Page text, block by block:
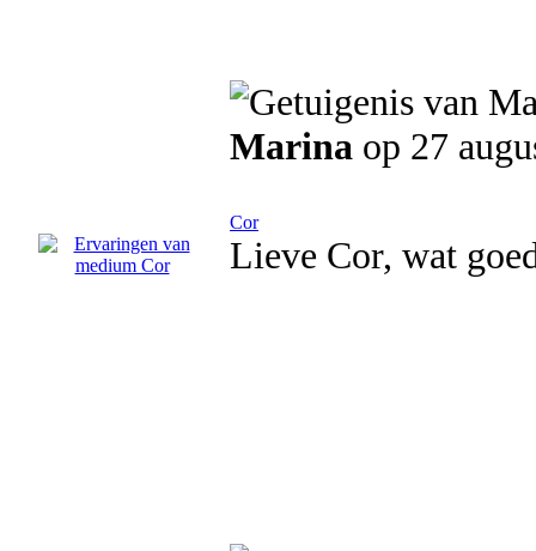
Marina op 27
Cor
Lieve Cor, wat